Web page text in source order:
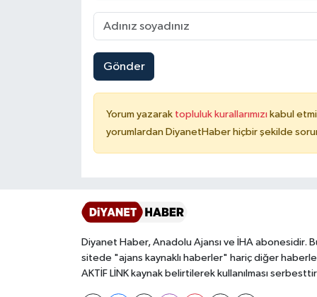
Gönder
Yorum yazarak topluluk kurallarımızı kabul
yorumlardan DiyanetHaber hiçbir şekilde
Diyanet Haber, Anadolu Ajansı ve İHA abonesidir.
sitede "ajans kaynaklı haberler" hariç diğer
AKTİF LİNK kaynak belirtilerek kullanılması
Kars Müftülüğü
Kastamonu Müftülüğü
Kayseri Müftülüğü
Kırklareli Müftülüğü
Kırşehir Müftülüğü